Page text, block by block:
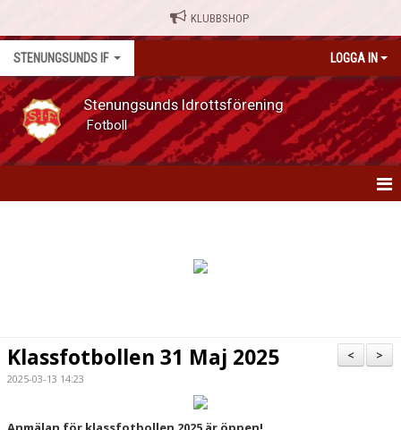
KLUBBSHOP
STENUNGSUNDS IF LOGGA IN
Stenungsunds Idrottsförening
Fotboll
KALENDER
>
<
Klassfotbollen 31 Maj 2025
2025-03-13 14:23